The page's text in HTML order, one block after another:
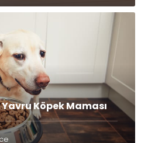
Köpek Maması